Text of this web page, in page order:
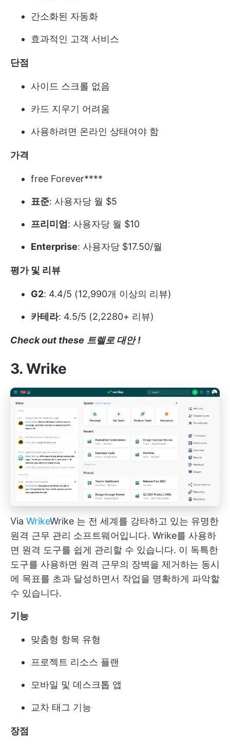
간소화된 자동화
효과적인 고객 서비스
단점
사이드 스크롤 없음
카드 지우기 어려움
사용하려면 온라인 상태여야 함
가격
free Forever****
표준: 사용자당 월 $5
프리미엄 : 사용자당 월 $10
Enterprise: 사용자당 $17.50/월
평가 및 리뷰
G2: 4.4/5 (12,990개 이상의 리뷰)
카테라: 4.5/5 (2,2280+ 리뷰)
Check out these 트렐로 대안 !
3. Wrike
Via WrikeWrike 는 전 세계를 강타하고 있는 유명한
원격 근무 관리 소프트웨어입니다. Wrike를 사용하
면 원격 도구를 쉽게 관리할 수 있습니다. 이 독특한
도구를 사용하면 원격 근무의 장벽을 제거하는 동시
에 목표를 초과 달성하면서 작업을 명확하게 파악할
수 있습니다.
기능
맞춤형 항목 유형
프로젝트 리소스 플랜
모바일 및 데스크톱 앱
교차 태그 기능
장점